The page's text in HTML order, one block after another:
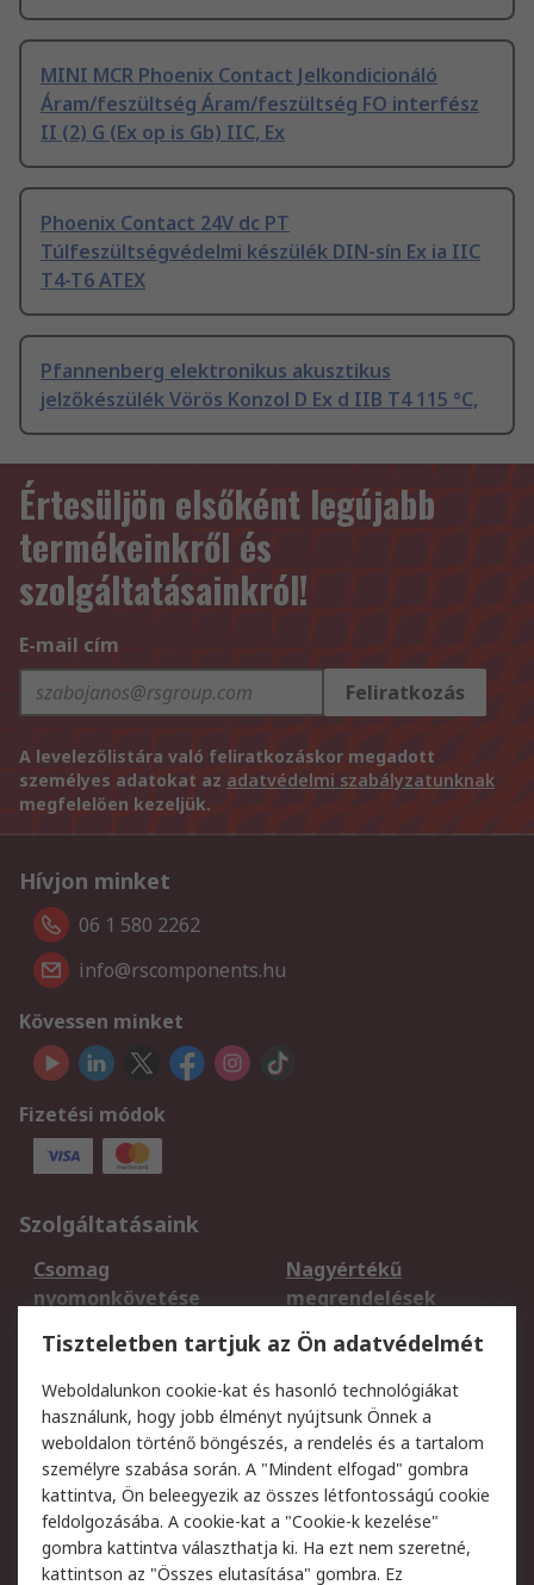
MINI MCR Phoenix Contact Jelkondicionáló
Áram/feszültség Áram/feszültség FO interfész
II (2) G (Ex op is Gb) IIC, Ex
Phoenix Contact 24V dc PT
Túlfeszültségvédelmi készülék DIN-sín Ex ia IIC
T4-T6 ATEX
Pfannenberg elektronikus akusztikus
jelzőkészülék Vörös Konzol D Ex d IIB T4 115 °C,
Értesüljön elsőként legújabb
termékeinkről és
szolgáltatásainkról!
E-mail cím
Feliratkozás
A levelezőlistára való feliratkozáskor megadott
személyes adatokat az adatvédelmi szabályzatunknak
megfelelően kezeljük.
Hívjon minket
06 1 580 2262
info@rscomponents.hu
Kövessen minket
Fizetési módok
Szolgáltatásaink
Csomag
nyomonkövetése
Nagyértékű
megrendelések
Regisztráció
Szállítás
Termékvisszaküldés
Szolgáltatások
Jogi
Adatvédelmi
szabályzat
Az RS értékesítési
feltételei
Cookie szabályzat
Email biztonság
Tiszteletben tartjuk az Ön adatvédelmét
Weboldalunkon cookie-kat és hasonló technológiákat
használunk, hogy jobb élményt nyújtsunk Önnek a
weboldalon történő böngészés, a rendelés és a tartalom
személyre szabása során. A "Mindent elfogad" gombra
kattintva, Ön beleegyezik az összes létfontosságú cookie
feldolgozásába. A cookie-kat a "Cookie-k kezelése"
gombra kattintva választhatja ki. Ha ezt nem szeretné,
kattintson az "Összes elutasítása" gombra. Ez